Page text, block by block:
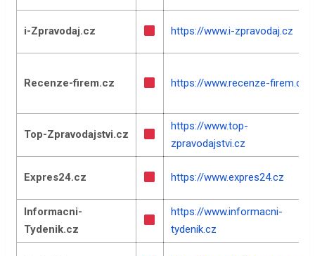
i-Zpravodaj.cz https://www.i-zpravodaj.cz
Recenze-firem.cz https://www.recenze-firem.cz
Top-Zpravodajstvi.cz
https://www.top-
zpravodajstvi.cz
Expres24.cz https://www.expres24.cz
Informacni-
Tydenik.cz
https://www.informacni-
tydenik.cz